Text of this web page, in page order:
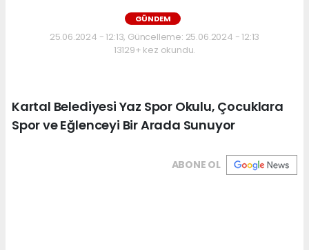
GÜNDEM
25.06.2024 - 12:13, Güncelleme: 25.06.2024 - 12:13
13129+ kez okundu.
Kartal Belediyesi Yaz Spor Okulu, Çocuklara
Spor ve Eğlenceyi Bir Arada Sunuyor
ABONE OL